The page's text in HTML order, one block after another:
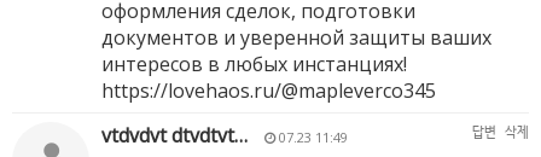
оформления сделок, подготовки
документов и уверенной защиты ваших
интересов в любых инстанциях!
https://lovehaos.ru/@mapleverco345
vtdvdvt dtvdtvt…
07.23 11:49 답변 삭제